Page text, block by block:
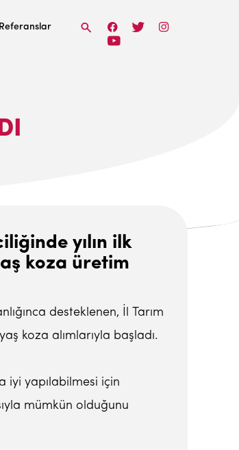
Referanslar
yılın ilk
koza üretim
desteklenen, İl Tarım
koza alımlarıyla başladı.
iyi yapılabilmesi için
mümkün olduğunu